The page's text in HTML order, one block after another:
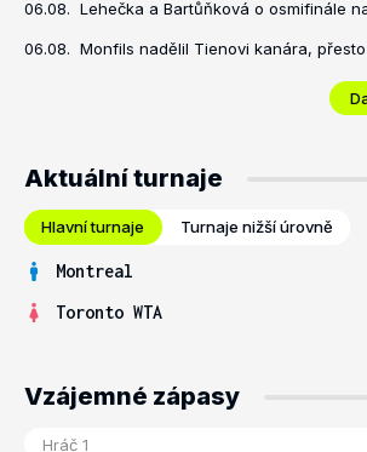
06.08. Lehečka a Bartůňková o osmifinále
06.08. Monfils nadělil Tienovi kanára,
Aktuální turnaje
Hlavní turnaje Turnaje nižší úrovně
Montreal
Toronto WTA
Vzájemné zápasy